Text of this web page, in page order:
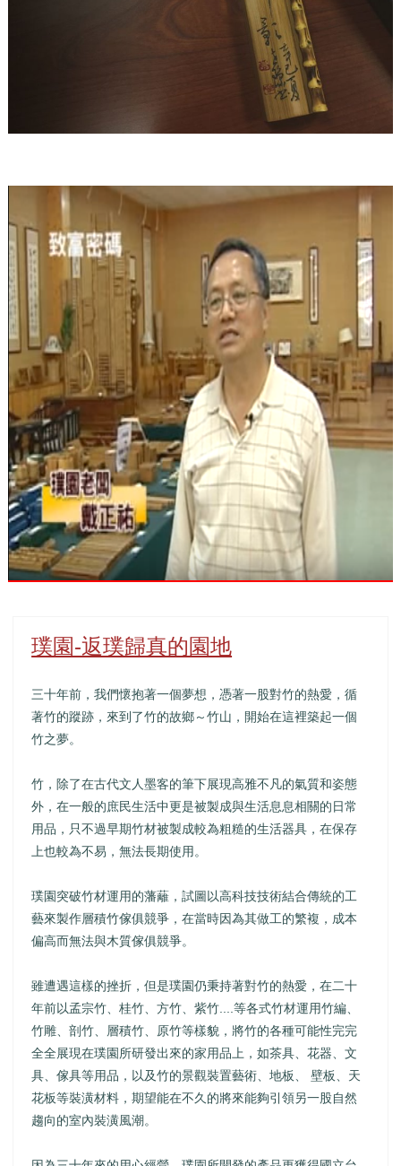
璞園-返璞歸真的園地
三十年前，我們懷抱著一個夢想，憑著一股對竹的熱愛，循
著竹的蹤跡，來到了竹的故鄉～竹山，開始在這裡築起一個
竹之夢。
竹，除了在古代文人墨客的筆下展現高雅不凡的氣質和姿態
外，在一般的庶民生活中更是被製成與生活息息相關的日常
用品，只不過早期竹材被製成較為粗糙的生活器具，在保存
上也較為不易，無法長期使用。
璞園突破竹材運用的藩蘺，試圖以高科技技術結合傳統的工
藝來製作層積竹傢俱競爭，在當時因為其做工的繁複，成本
偏高而無法與木質傢俱競爭。
雖遭遇這樣的挫折，但是璞園仍秉持著對竹的熱愛，在二十
年前以孟宗竹、桂竹、方竹、紫竹....等各式竹材運用竹編、
竹雕、剖竹、層積竹、原竹等樣貌，將竹的各種可能性完完
全全展現在璞園所研發出來的家用品上，如茶具、花器、文
具、傢具等用品，以及竹的景觀裝置藝術、地板、 壁板、天
花板等裝潢材料，期望能在不久的將來能夠引領另一股自然
趨向的室內裝潢風潮。